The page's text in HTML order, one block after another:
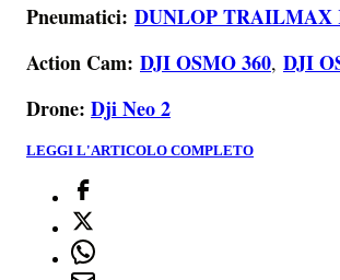
Pneumatici: DUNLOP TRAILMAX
Action Cam: DJI OSMO 360, DJI
Drone: Dji Neo 2
LEGGI L'ARTICOLO COMPLETO